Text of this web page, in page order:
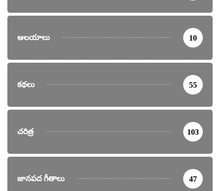
ఆలయాలు 10
కథలు 55
చరిత్ర 103
జానపద గీతాలు 47